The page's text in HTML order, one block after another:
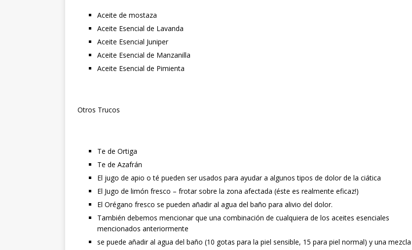
Aceite de mostaza
Aceite Esencial de Lavanda
Aceite Esencial Juniper
Aceite Esencial de Manzanilla
Aceite Esencial de Pimienta
Otros Trucos
Te de Ortiga
Te de Azafrán
El jugo de apio o té pueden ser usados para ayudar a algunos tipos de dolor de la ciática
El Jugo de limón fresco – frotar sobre la zona afectada (éste es realmente eficaz!)
El Orégano fresco se pueden añadir al agua del baño para alivio del dolor.
También debemos mencionar que una combinación de cualquiera de los aceites esenciales
mencionados anteriormente
se puede añadir al agua del baño (10 gotas para la piel sensible, 15 para piel normal) y una mezcla